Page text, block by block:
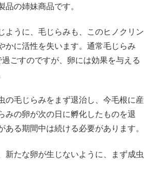
品の姉妹商品です。
うに、毛じらみも、このヒノクリン
かに活性を失います。通常毛じらみ
ごすのですが、卵には効果を与える
毛じらみをまず退治し、今毛根に産
みの卵が次の日に孵化したものを退
ある期間中は続ける必要があります。
たな卵が生じないように、まず成虫